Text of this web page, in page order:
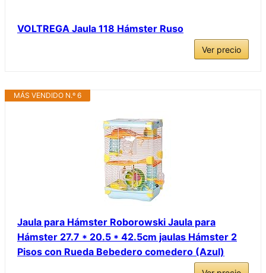
VOLTREGA Jaula 118 Hámster Ruso
Ver precio
MÁS VENDIDO N.º 6
Jaula para Hámster Roborowski Jaula para
Hámster 27.7 * 20.5 * 42.5cm jaulas Hámster 2
Pisos con Rueda Bebedero comedero (Azul)